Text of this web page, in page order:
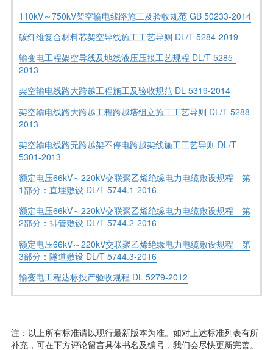
110kV～750kV架空输电线路施工及验收规范 GB 50233-2014
碳纤维复合材料芯架空导线施工工艺导则 DL/T 5284-2019
输变电工程架空导线及地线液压压接工艺规程 DL/T 5285-
2013
架空输电线路大跨越工程施工及验收规范 DL 5319-2014
架空输电线路大跨越工程跨越塔组立施工工艺导则 DL/T 5288-
2013
架空输电线路无跨越架不停电跨越架线施工工艺导则 DL/T
5301-2013
额定电压66kV～220kV交联聚乙烯绝缘电力电缆敷设规程 第
1部分：直埋敷设 DL/T 5744.1-2016
额定电压66kV～220kV交联聚乙烯绝缘电力电缆敷设规程 第
2部分：排管敷设 DL/T 5744.2-2016
额定电压66kV～220kV交联聚乙烯绝缘电力电缆敷设规程 第
3部分：隧道敷设 DL/T 5744.3-2016
输变电工程达标投产验收规程 DL 5279-2012
注：以上所有标准请以现行最新版本为准。如对上述标准列表有所
补充，可在下方评论留言具体书名及编号，我们会尽快更新完善。